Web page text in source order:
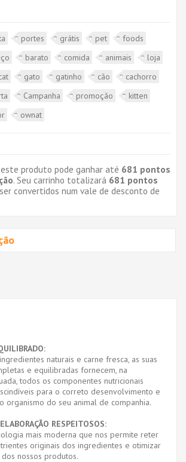
portes grátis pet
foods
barato comida animais
loja
gato gatinho cão
cachorro
Campanha promoção
kitten
ownat
produto pode ganhar até 681 pontos
. Seu carrinho totalizará 681 pontos
convertidos num vale de desconto de
naturais e carne fresca, as suas
e equilibradas fornecem, na
todos os componentes nutricionais
para o correto desenvolvimento e
organismo do seu animal de companhia.
RESPEITOSOS:
mais moderna que nos permite reter
originais dos ingredientes e otimizar
nossos produtos.